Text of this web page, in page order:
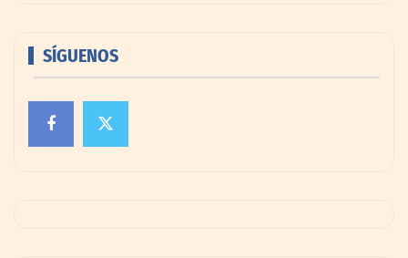
SÍGUENOS